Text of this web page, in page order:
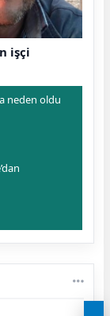
işçi
neden oldu